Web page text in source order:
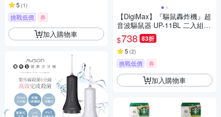
5 (1)
挑戰低價 券
加入購物車
【DigiMax】『驅鼠轟炸機』超
音波驅鼠器 UP-11BL 二入組
[有效空間90坪][磁震波驅蟲][人
畜無害]
$738 83折
5 (2)
挑戰低價 券
加入購物車